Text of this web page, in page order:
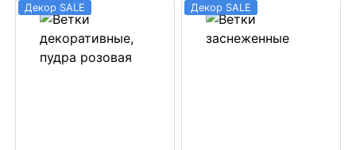
Декор SALE Декор SALE